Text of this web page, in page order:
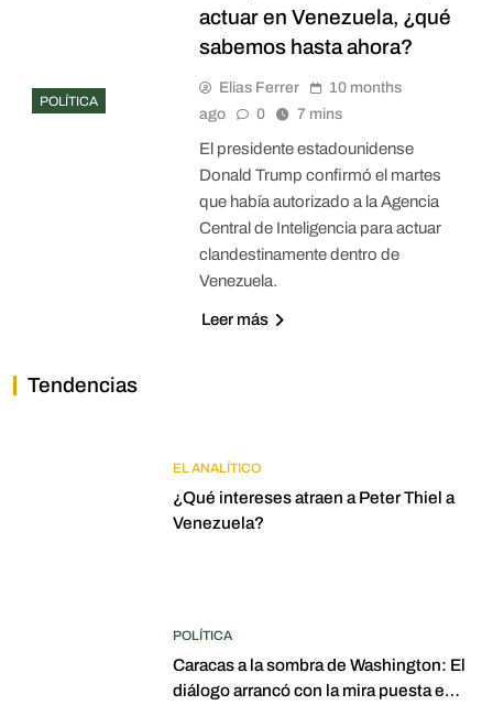
POLÍTICA
actuar en Venezuela, ¿qué
sabemos hasta ahora?
Elias Ferrer
10 months
ago
0 7 mins
El presidente estadounidense
Donald Trump confirmó el martes
que había autorizado a la Agencia
Central de Inteligencia para actuar
clandestinamente dentro de
Venezuela.
Leer más
Tendencias
EL ANALÍTICO
¿Qué intereses atraen a Peter Thiel a
Venezuela?
POLÍTICA
Caracas a la sombra de Washington: El
diálogo arrancó con la mira puesta en